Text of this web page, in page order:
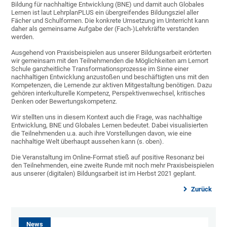
Bildung für nachhaltige Entwicklung (BNE) und damit auch Globales
Lernen ist laut LehrplanPLUS ein übergreifendes Bildungsziel aller
Fächer und Schulformen. Die konkrete Umsetzung im Unterricht kann
daher als gemeinsame Aufgabe der (Fach-)Lehrkräfte verstanden
werden.
Ausgehend von Praxisbeispielen aus unserer Bildungsarbeit erörterten
wir gemeinsam mit den Teilnehmenden die Möglichkeiten am Lernort
Schule ganzheitliche Transformationsprozesse im Sinne einer
nachhaltigen Entwicklung anzustoßen und beschäftigten uns mit den
Kompetenzen, die Lernende zur aktiven Mitgestaltung benötigen. Dazu
gehören interkulturelle Kompetenz, Perspektivenwechsel, kritisches
Denken oder Bewertungskompetenz.
Wir stellten uns in diesem Kontext auch die Frage, was nachhaltige
Entwicklung, BNE und Globales Lernen bedeutet. Dabei visualisierten
die Teilnehmenden u.a. auch ihre Vorstellungen davon, wie eine
nachhaltige Welt überhaupt aussehen kann (s. oben).
Die Veranstaltung im Online-Format stieß auf positive Resonanz bei
den Teilnehmenden, eine zweite Runde mit noch mehr Praxisbeispielen
aus unserer (digitalen) Bildungsarbeit ist im Herbst 2021 geplant.
Zurück
News